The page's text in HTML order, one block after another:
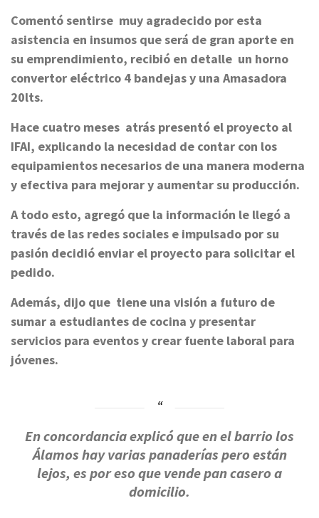
Comentó sentirse muy agradecido por esta
asistencia en insumos que será de gran aporte en
su emprendimiento, recibió en detalle un horno
convertor eléctrico 4 bandejas y una Amasadora
20lts.
Hace cuatro meses atrás presentó el proyecto al
IFAI, explicando la necesidad de contar con los
equipamientos necesarios de una manera moderna
y efectiva para mejorar y aumentar su producción.
A todo esto, agregó que la información le llegó a
través de las redes sociales e impulsado por su
pasión decidió enviar el proyecto para solicitar el
pedido.
Además, dijo que tiene una visión a futuro de
sumar a estudiantes de cocina y presentar
servicios para eventos y crear fuente laboral para
jóvenes.
En concordancia explicó que en el barrio los
Álamos hay varias panaderías pero están
lejos, es por eso que vende pan casero a
domicilio.